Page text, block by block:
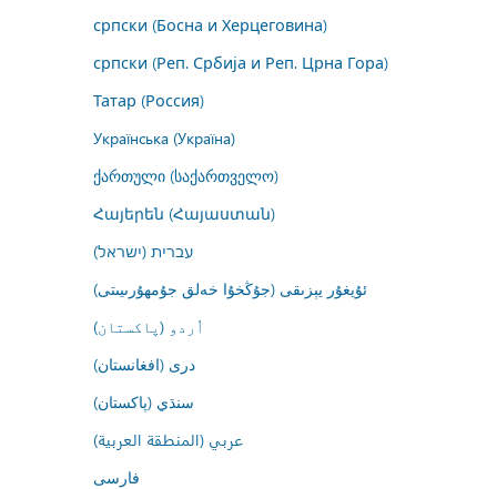
српски (Босна и Херцеговина)
српски (Реп. Србија и Реп. Црна Гора)
Татар (Россия)
Українська (Україна)
ქართული (საქართველო)
Հայերեն (Հայաստան)
עברית (ישראל)
ئۇيغۇر يېزىقى (جۇڭخۇا خەلق جۇمھۇرىيىتى)
اُردو (پاکستان)
درى (افغانستان)
سنڌي (پاکستان)
عربي (المنطقة العربية)
فارسى